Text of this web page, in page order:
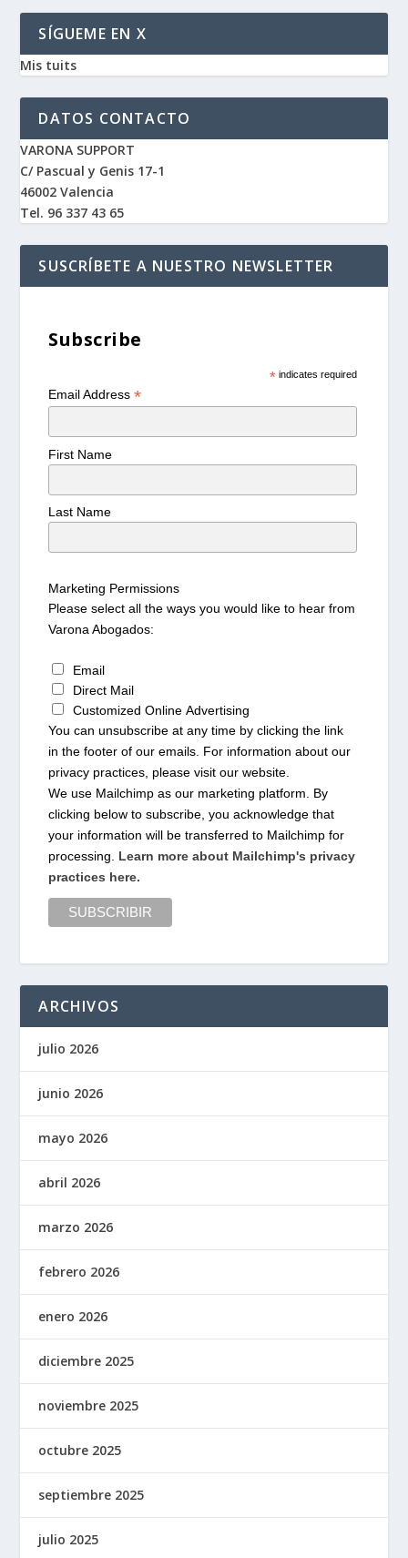
SÍGUEME EN X
Mis tuits
DATOS CONTACTO
VARONA SUPPORT
C/ Pascual y Genis 17-1
46002 Valencia
Tel. 96 337 43 65
SUSCRÍBETE A NUESTRO NEWSLETTER
Subscribe
*indicates required
Email Address*
First Name
Last Name
Marketing Permissions
Please select all the ways you would like to hear from
Varona Abogados:
Email
Direct Mail
Customized Online Advertising
You can unsubscribe at any time by clicking the link
in the footer of our emails. For information about our
privacy practices, please visit our website.
We use Mailchimp as our marketing platform. By
clicking below to subscribe, you acknowledge that
your information will be transferred to Mailchimp for
processing. Learn more about Mailchimp's privacy
practices here.
ARCHIVOS
julio 2026
junio 2026
mayo 2026
abril 2026
marzo 2026
febrero 2026
enero 2026
diciembre 2025
noviembre 2025
octubre 2025
septiembre 2025
julio 2025